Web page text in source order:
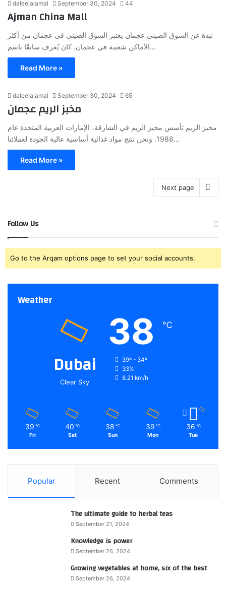
daleelalamal September 30, 2024 44
Ajman China Mall
نبذة عن السوق الصيني عجمان يعتبر السوق الصيني في عجمان من أكثر
الأماكن شعبية في عجمان. كان يُعرف سابقًا باسم…
Read More »
daleelalamal September 30, 2024 65
مخبز الريم عجمان
مخبز الريم تأسس مخبز الريم في الشارقة، الإمارات العربية المتحدة عام
1988. ونحن ننتج مواد غذائية أساسية عالية الجودة لعملائنا…
Read More »
Next page
Follow Us
Go to the Arqam options page to set your social accounts.
Weather
Dubai
Clear Sky
38 ℃
39º - 34º
33%
8.21 km/h
39 ℃
Fri
40 ℃
Sat
38 ℃
Sun
39 ℃
Mon
36 ℃
Tue
Popular Recent Comments
The ultimate guide to herbal teas
September 21, 2024
Knowledge is power
September 26, 2024
Growing vegetables at home, six of the best
September 26, 2024